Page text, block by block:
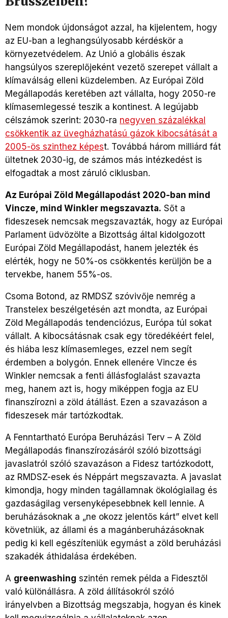
Nem mondok újdonságot azzal, ha kijelentem, hogy
az EU-ban a leghangsúlyosabb kérdéskör a
környezetvédelem. Az Unió a globális észak
hangsúlyos szereplőjeként vezető szerepet vállalt a
klímaválság elleni küzdelemben. Az Európai Zöld
Megállapodás keretében azt vállalta, hogy 2050-re
klímasemlegessé teszik a kontinest. A legújabb
célszámok szerint: 2030-ra negyven százalékkal
csökkentik az üvegházhatású gázok kibocsátását a
2005-ös szinthez képest. Továbbá három milliárd fát
ültetnek 2030-ig, de számos más intézkedést is
elfogadtak a most záruló ciklusban.
Az Európai Zöld Megállapodást 2020-ban mind
Vincze, mind Winkler megszavazta. Sőt a
fideszesek nemcsak megszavazták, hogy az Európai
Parlament üdvözölte a Bizottság által kidolgozott
Európai Zöld Megállapodást, hanem jelezték és
elérték, hogy ne 50%-os csökkentés kerüljön be a
tervekbe, hanem 55%-os.
Csoma Botond, az RMDSZ szóvivője nemrég a
Transtelex beszélgetésén azt mondta, az Európai
Zöld Megállapodás tendenciózus, Európa túl sokat
vállalt. A kibocsátásnak csak egy töredékéért felel,
és hiába lesz klímasemleges, ezzel nem segít
érdemben a bolygón. Ennek ellenére Vincze és
Winkler nemcsak a fenti állásfoglalást szavazta
meg, hanem azt is, hogy miképpen fogja az EU
finanszírozni a zöld átállást. Ezen a szavazáson a
fideszesek már tartózkodtak.
A Fenntartható Európa Beruházási Terv – A Zöld
Megállapodás finanszírozásáról szóló bizottsági
javaslatról szóló szavazáson a Fidesz tartózkodott,
az RMDSZ-esek és Néppárt megszavazta. A javaslat
kimondja, hogy minden tagállamnak ökológiailag és
gazdaságilag versenyképesebbnek kell lennie. A
beruházásoknak a „ne okozz jelentős kárt” elvet kell
követniük, az állami és a magánberuházásoknak
pedig ki kell egészíteniük egymást a zöld beruházási
szakadék áthidalása érdekében.
A greenwashing szintén remek példa a Fidesztől
való különállásra. A zöld állításokról szóló
irányelvben a Bizottság megszabja, hogyan és kinek